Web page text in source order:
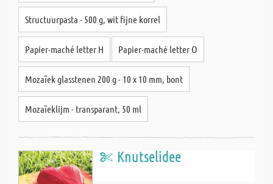
Structuurpasta - 500 g, wit fijne korrel
Papier-maché letter H Papier-maché letter O
Mozaïek glasstenen 200 g - 10 x 10 mm, bont
Mozaïeklijm - transparant, 50 ml
Knutselidee